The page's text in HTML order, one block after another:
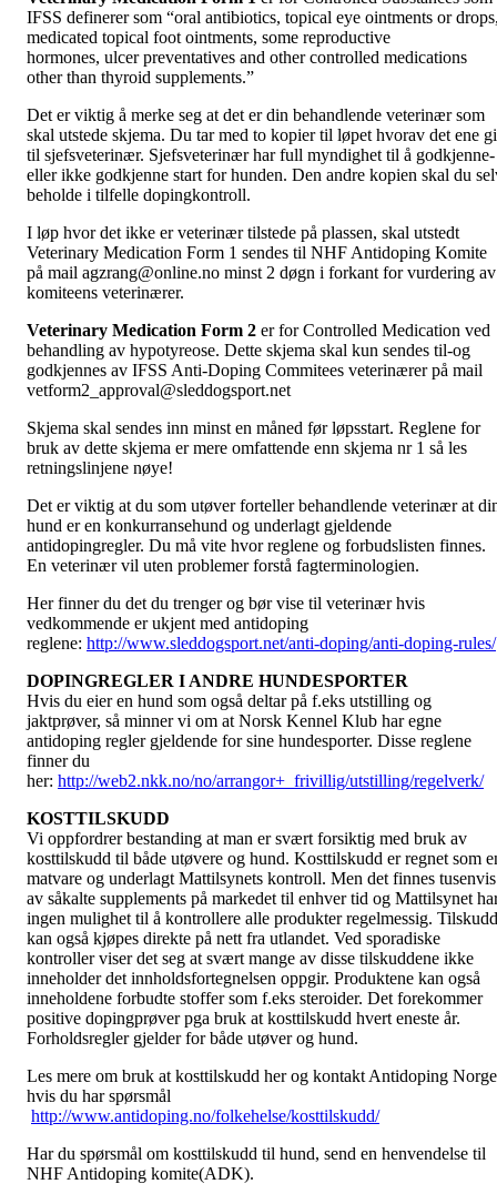
IFSS definerer som “oral antibiotics, topical eye ointments or
medicated topical foot ointments, some reproductive
hormones, ulcer preventatives and other controlled medications
other than thyroid supplements.”
Det er viktig å merke seg at det er din behandlende veterinær som
skal utstede skjema. Du tar med to kopier til løpet hvorav det ene
til sjefsveterinær. Sjefsveterinær har full myndighet til å godkjenne-
eller ikke godkjenne start for hunden. Den andre kopien skal du
beholde i tilfelle dopingkontroll.
I løp hvor det ikke er veterinær tilstede på plassen, skal utstedt
Veterinary Medication Form 1 sendes til NHF Antidoping Komite
på mail agzrang@online.no minst 2 døgn i forkant for vurdering av
komiteens veterinærer.
Veterinary Medication Form 2 er for Controlled Medication ved
behandling av hypotyreose. Dette skjema skal kun sendes til-og
godkjennes av IFSS Anti-Doping Commitees veterinærer på mail
vetform2_approval@sleddogsport.net
Skjema skal sendes inn minst en måned før løpsstart. Reglene for
bruk av dette skjema er mere omfattende enn skjema nr 1 så les
retningslinjene nøye!
Det er viktig at du som utøver forteller behandlende veterinær at
hund er en konkurransehund og underlagt gjeldende
antidopingregler. Du må vite hvor reglene og forbudslisten finnes.
En veterinær vil uten problemer forstå fagterminologien.
Her finner du det du trenger og bør vise til veterinær hvis
vedkommende er ukjent med antidoping
reglene: http://www.sleddogsport.net/anti-doping/anti-doping-rules/
DOPINGREGLER I ANDRE HUNDESPORTER
Hvis du eier en hund som også deltar på f.eks utstilling og
jaktprøver, så minner vi om at Norsk Kennel Klub har egne
antidoping regler gjeldende for sine hundesporter. Disse reglene
finner du
her: http://web2.nkk.no/no/arrangor+_frivillig/utstilling/regelverk/
KOSTTILSKUDD
Vi oppfordrer bestanding at man er svært forsiktig med bruk av
kosttilskudd til både utøvere og hund. Kosttilskudd er regnet som
matvare og underlagt Mattilsynets kontroll. Men det finnes tusenvis
av såkalte supplements på markedet til enhver tid og Mattilsynet
ingen mulighet til å kontrollere alle produkter regelmessig. Tilskudd
kan også kjøpes direkte på nett fra utlandet. Ved sporadiske
kontroller viser det seg at svært mange av disse tilskuddene ikke
inneholder det innholdsfortegnelsen oppgir. Produktene kan også
inneholdene forbudte stoffer som f.eks steroider. Det forekommer
positive dopingprøver pga bruk at kosttilskudd hvert eneste år.
Forholdsregler gjelder for både utøver og hund.
Les mere om bruk at kosttilskudd her og kontakt Antidoping Norge
hvis du har spørsmål
http://www.antidoping.no/folkehelse/kosttilskudd/
Har du spørsmål om kosttilskudd til hund, send en henvendelse til
NHF Antidoping komite(ADK).